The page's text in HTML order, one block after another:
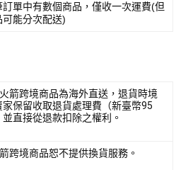
訂單中有數個商品，僅收一次運費(但
可能分次配送)
箭跨境商品為海外直送，退貨時境
家保留收取退貨處理費（新臺幣95
並直接從退款扣除之權利。
跨境商品恕不提供換貨服務。